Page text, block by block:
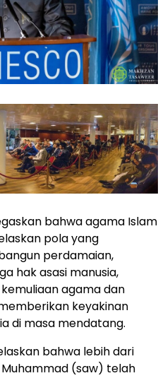
bahwa agama Islam
pola yang
perdamaian,
hak asasi manusia,
agama dan
keyakinan
di masa mendatang.
bahwa lebih dari
Muhammad (saw) telah